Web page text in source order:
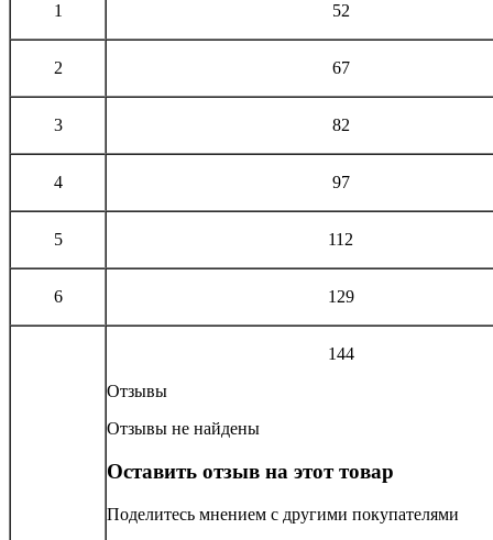
1 52
2 67
3 82
4 97
5 112
6 129
144
Отзывы
Отзывы не найдены
Оставить отзыв на этот товар
Поделитесь мнением с другими покупателями